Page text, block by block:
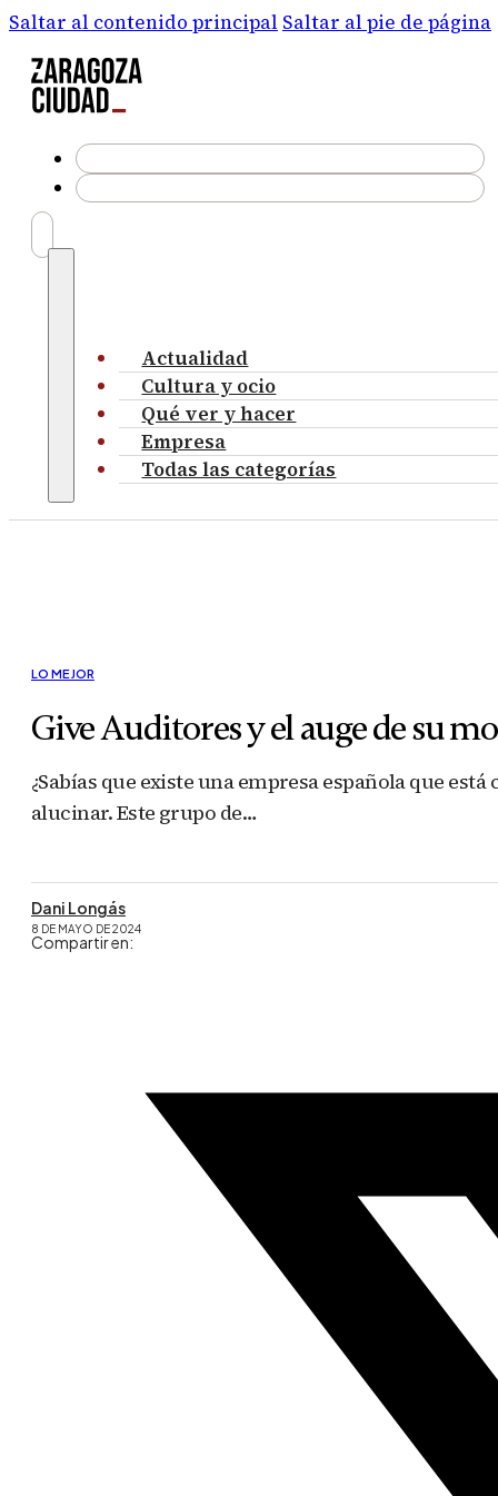
Saltar al contenido principal Saltar al pie de página
Actualidad
Cultura y ocio
Qué ver y hacer
Empresa
Todas las categorías
LO MEJOR
Give Auditores y el auge de su
¿Sabías que existe una empresa española que
alucinar. Este grupo de…
Dani Longás
8 DE MAYO DE 2024
Compartir en: